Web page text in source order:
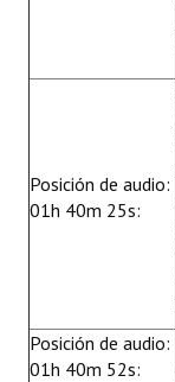
Posición de audio:
01h 40m 25s:
Posición de audio:
01h 40m 52s: